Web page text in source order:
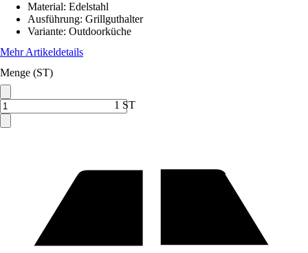
Material: Edelstahl
Ausführung: Grillguthalter
Variante: Outdoorküche
Mehr Artikeldetails
Menge (ST)
1 ST